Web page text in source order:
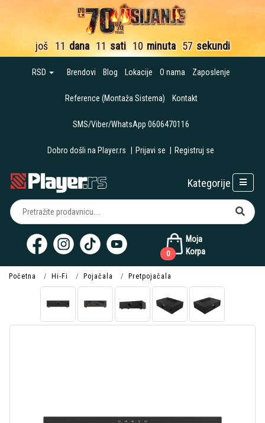
još 11 dana 11 sati 10 minuta 56 sekundi
RSD Brendovi Blog Lokacije O nama Zaposlenje
Reference (Montaža Sistema) Kontakt
SMS/Viber/WhatsApp 0606470116
Dobro došli na Player.rs Prijavi se Registruj se
Moja
Korpa
0
Kategorije
Početna Hi-Fi Pojačala Pretpojačala